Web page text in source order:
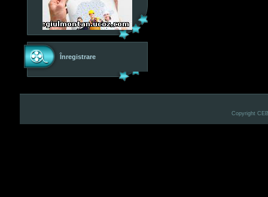
Înregistrare
Copyright